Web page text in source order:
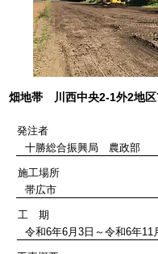
畑地帯 川西中央2-1外2地区
発注者
十勝総合振興局 農政部
施工場所
帯広市
工 期
令和6年6月3日～令和6年11